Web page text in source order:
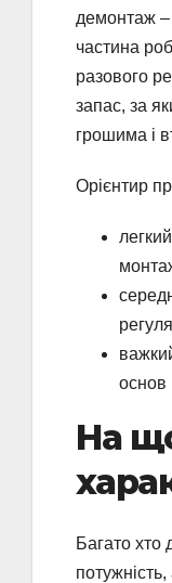
демонтаж –
частина
разового
запас, за
грошима і
Орієнтир
основ
На
Багато хто